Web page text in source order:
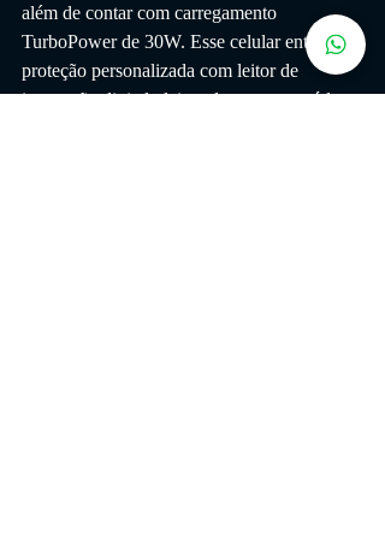
além de contar com carregamento
TurboPower de 30W. Esse celular entrega
proteção personalizada com leitor de
impressão digital, deixando seus conteúdos